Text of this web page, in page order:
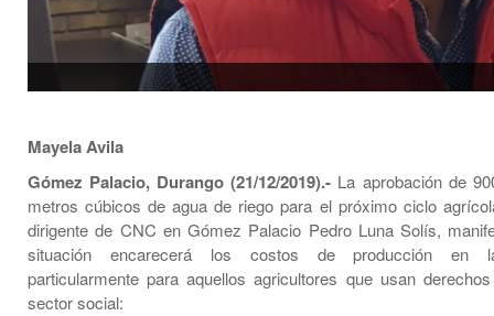
Mayela Avila
Gómez Palacio, Durango (21/12/2019).- La aprobación de
metros cúbicos de agua de riego para el próximo ciclo
dirigente de CNC en Gómez Palacio Pedro Luna Solís,
situación encarecerá los costos de producción en
particularmente para aquellos agricultores que usan
sector social: